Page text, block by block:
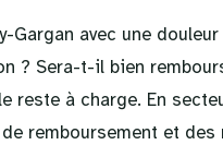
Gargan avec une
? Sera-t-il bien
à charge. En
remboursement et